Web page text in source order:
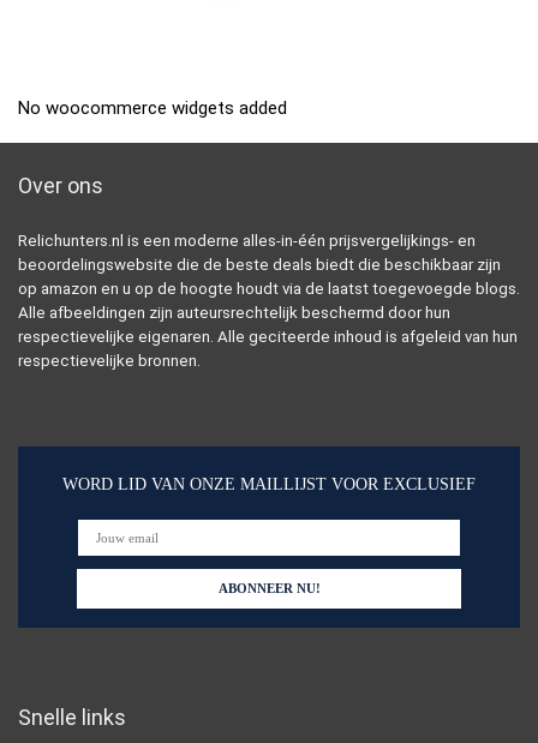
No woocommerce widgets added
Over ons
Relichunters.nl is een moderne alles-in-één prijsvergelijkings- en
beoordelingswebsite die de beste deals biedt die beschikbaar zijn
op amazon en u op de hoogte houdt via de laatst toegevoegde blogs.
Alle afbeeldingen zijn auteursrechtelijk beschermd door hun
respectievelijke eigenaren. Alle geciteerde inhoud is afgeleid van hun
respectievelijke bronnen.
WORD LID VAN ONZE MAILLIJST VOOR EXCLUSIEF
Snelle links